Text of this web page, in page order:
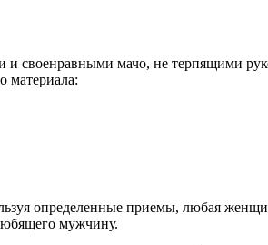
своенравными мачо, не терпящими
материала:
определенные приемы, любая
мужчину.